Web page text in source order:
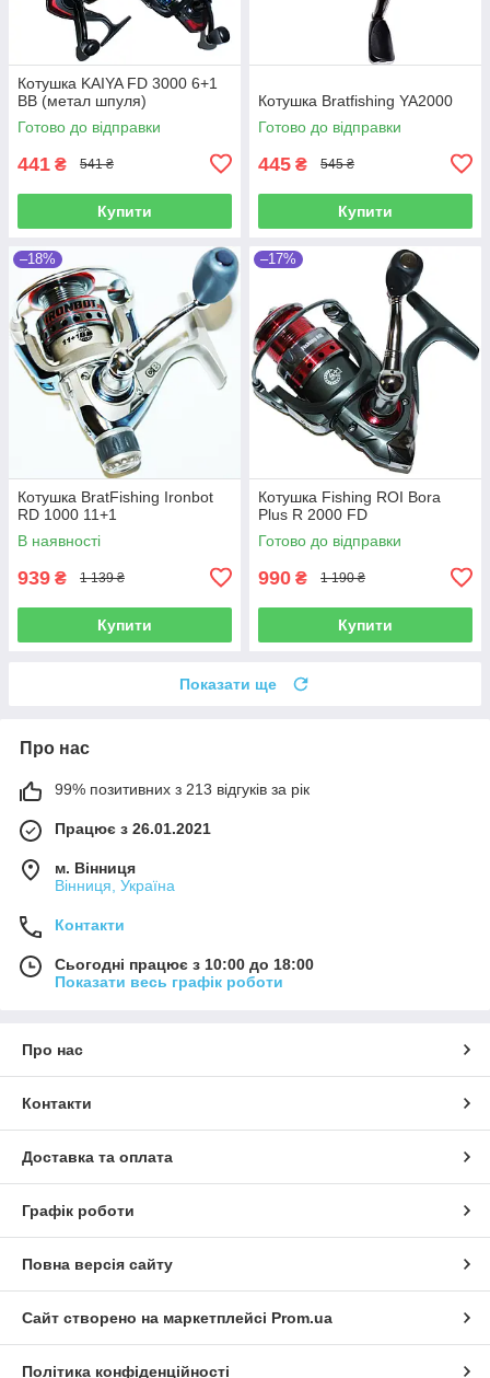
Котушка KAIYA FD 3000 6+1
BB (метал шпуля)
Готово до відправки
441 ₴ 541 ₴
Купити
Котушка Bratfishing YA2000
Готово до відправки
445 ₴ 545 ₴
Купити
–18%
Котушка BratFishing Ironbot
RD 1000 11+1
В наявності
939 ₴ 1 139 ₴
Купити
–17%
Котушка Fishing ROI Bora
Plus R 2000 FD
Готово до відправки
990 ₴ 1 190 ₴
Купити
Показати ще
Про нас
99% позитивних з 213 відгуків за рік
Працює з 26.01.2021
м. Вінниця
Вінниця, Україна
Контакти
Сьогодні працює з 10:00 до 18:00
Показати весь графік роботи
Про нас
Контакти
Доставка та оплата
Графік роботи
Повна версія сайту
Сайт створено на маркетплейсі Prom.ua
Політика конфіденційності